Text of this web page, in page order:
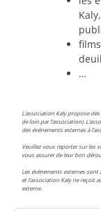
…
L’association Kaly propose
de loin par l’association).
des événements externes à
Veuillez vous reporter sur les
vous assurer de leur bon
Les événements externes
et l’association Kaly ne reçoit
externe.
04:00
05:00